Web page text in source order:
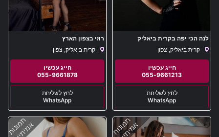
לנה הכי יפה בקרית ביאליק
קרית ביאליק, צפון
055-9661213
WhatsApp
רוזי בצפון הארץ
קרית ביאליק, צפון
055-9661878
WhatsApp
תמונות
אמיתיות תמונות
אמיתיות